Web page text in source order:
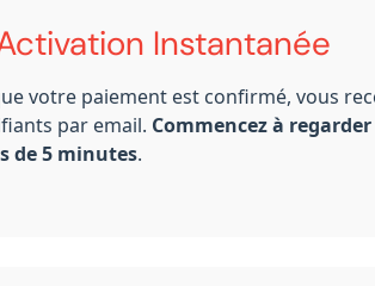
Instantanée
votre paiement est confirmé, vous
par email. Commencez à regarder
de 5 minutes.